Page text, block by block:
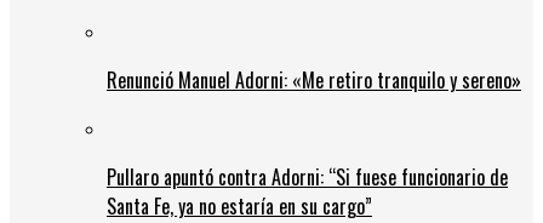
Renunció Manuel Adorni: «Me retiro tranquilo y sereno»
Pullaro apuntó contra Adorni: “Si fuese funcionario de
Santa Fe, ya no estaría en su cargo”